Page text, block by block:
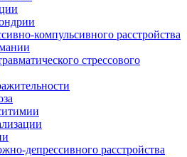
компульсивного расстройства
стрессового
депрессивного расстройства